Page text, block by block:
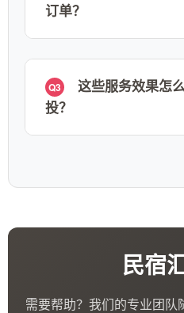
订单？
Q3
这些服务效果怎
投？
民宿
需要帮助？我们的专业团